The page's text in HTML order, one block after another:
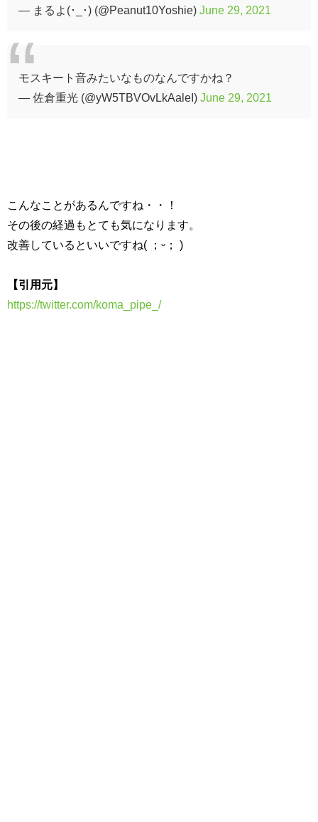
— まるよ(･_･) (@Peanut10Yoshie) June 29, 2021
モスキート音みたいなものなんですかね？
— 佐倉重光 (@yW5TBVOvLkAaleI) June 29, 2021
こんなことがあるんですね・・！
その後の経過もとても気になります。
改善しているといいですね( ；ᵕ； )
【引用元】
https://twitter.com/koma_pipe_/